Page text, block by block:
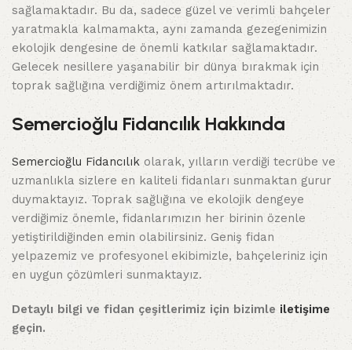
sağlamaktadır. Bu da, sadece güzel ve verimli bahçeler
yaratmakla kalmamakta, aynı zamanda gezegenimizin
ekolojik dengesine de önemli katkılar sağlamaktadır.
Gelecek nesillere yaşanabilir bir dünya bırakmak için
toprak sağlığına verdiğimiz önem artırılmaktadır.
Semercioğlu Fidancılık Hakkında
Semercioğlu Fidancılık olarak, yılların verdiği tecrübe ve
uzmanlıkla sizlere en kaliteli fidanları sunmaktan gurur
duymaktayız. Toprak sağlığına ve ekolojik dengeye
verdiğimiz önemle, fidanlarımızın her birinin özenle
yetiştirildiğinden emin olabilirsiniz. Geniş fidan
yelpazemiz ve profesyonel ekibimizle, bahçeleriniz için
en uygun çözümleri sunmaktayız.
Detaylı bilgi ve fidan çeşitlerimiz için bizimle iletişime
geçin.